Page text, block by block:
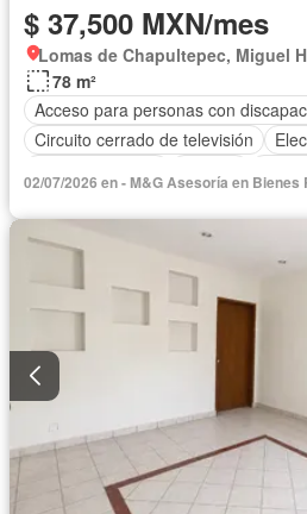
$ 37,500 MXN/mes
Lomas de Chapultepec, Miguel
78 m²
Acceso para personas con
Circuito cerrado de televisión
02/07/2026 en - M&G Asesoría en Bienes